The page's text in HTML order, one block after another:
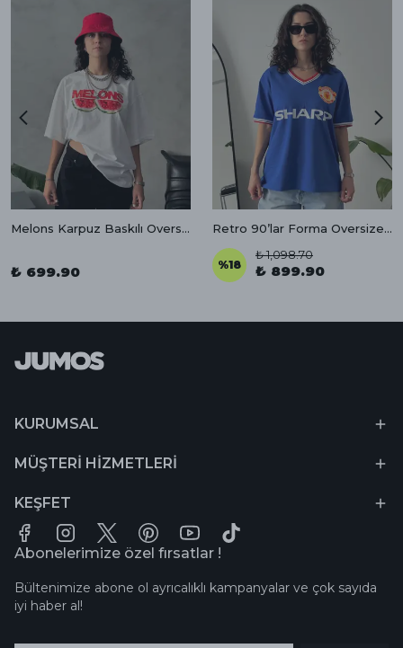
Melons Karpuz Baskılı Oversize Tişört
₺ 699.90
Retro 90’lar Forma Oversize V Yaka T-Shirt
%18
₺ 1,098.70
₺ 899.90
KURUMSAL
MÜŞTERİ HİZMETLERİ
KEŞFET
Abonelerimize özel fırsatlar !
Bültenimize abone ol ayrıcalıklı kampanyalar ve çok sayıda
iyi haber al!